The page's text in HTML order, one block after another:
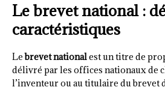
Le brevet national :
caractéristiques
Lebrevet nationalest un titre de
délivré par les offices nationaux de
l’inventeur ou au titulaire du brevet